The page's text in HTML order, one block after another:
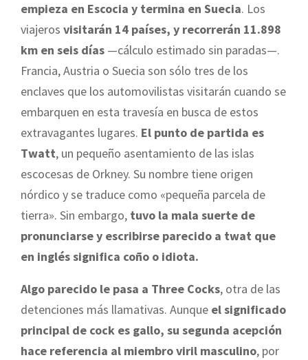
empieza en Escocia y termina en Suecia. Los
viajeros visitarán 14 países, y recorrerán 11.898
km en seis días —cálculo estimado sin paradas—.
Francia, Austria o Suecia son sólo tres de los
enclaves que los automovilistas visitarán cuando se
embarquen en esta travesía en busca de estos
extravagantes lugares. El punto de partida es
Twatt, un pequeño asentamiento de las islas
escocesas de Orkney. Su nombre tiene origen
nórdico y se traduce como «pequeña parcela de
tierra». Sin embargo, tuvo la mala suerte de
pronunciarse y escribirse parecido a twat que
en inglés significa coño o idiota.
Algo parecido le pasa a Three Cocks, otra de las
detenciones más llamativas. Aunque el significado
principal de cock es gallo, su segunda acepción
hace referencia al miembro viril masculino, por